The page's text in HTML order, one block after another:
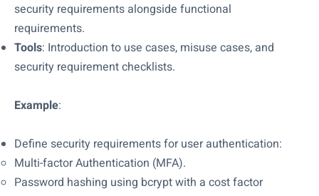
security requirements alongside functional
requirements.
Tools: Introduction to use cases, misuse cases, and
security requirement checklists.
Example:
Define security requirements for user authentication:
Multi-factor Authentication (MFA).
Password hashing using bcrypt with a cost factor